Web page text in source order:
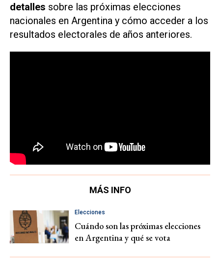
detalles sobre las próximas elecciones
nacionales en Argentina y cómo acceder a los
resultados electorales de años anteriores.
MÁS INFO
Elecciones
Cuándo son las próximas elecciones
en Argentina y qué se vota